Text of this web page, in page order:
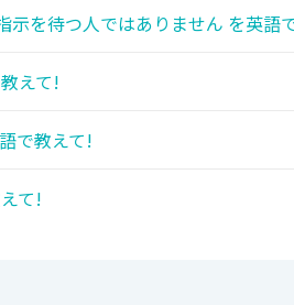
を待つ人ではありません を英語
えて!
で教えて!
て!